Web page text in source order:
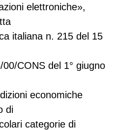
elettroniche»,
italiana n. 215 del 15
CONS del 1° giugno
economiche
di
categorie di